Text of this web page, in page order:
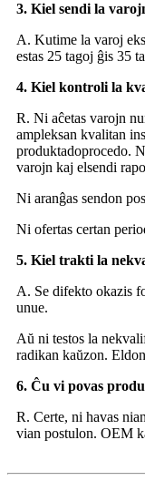
3. Kiel sendi la
A. Kutime la varoj
estas 25 tagoj ĝis 35
4. Kiel kontroli la
R. Ni aĉetas varojn
ampleksan kvalitan
produktadoprocedo.
varojn kaj elsendi
Ni aranĝas sendon
Ni ofertas certan
5. Kiel trakti la
A. Se difekto okazis
unue.
Aŭ ni testos la
radikan kaŭzon.
6. Ĉu vi povas
R. Certe, ni havas
vian postulon. OEM